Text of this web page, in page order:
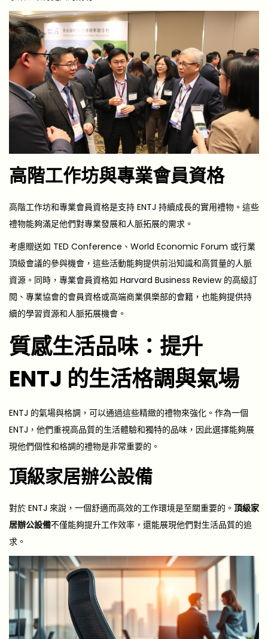
高階工作坊與專業會員資格
高階工作坊和專業會員資格是支持 ENTJ 持續成長的實用禮物。這些
禮物能夠滿足他們對專業發展和人脈拓展的需求。
考慮贈送如 TED Conference、World Economic Forum 或行業
頂級會議的參與機會，這些活動能夠提供前沿知識和高質量的人脈
資源。同時，專業會員資格如 Harvard Business Review 的高級訂
閱、專業協會的會員資格或高端商業俱樂部的會籍，也能夠提供持
續的學習資源和人脈拓展機會。
質感生活品味：提升
ENTJ 的生活格調與氣場
ENTJ 的氣場與格調，可以通過這些精緻的禮物來強化。作為一個
ENTJ，他們重視高品質的生活體驗和獨特的品味，因此選擇能夠展
現他們個性和格調的禮物是非常重要的。
頂級家居辦公設備
對於 ENTJ 來說，一個舒適而高效的工作環境是至關重要的。 頂級家
居辦公設備不僅能夠提升工作效率，還能展現他們對生活品質的追
求。